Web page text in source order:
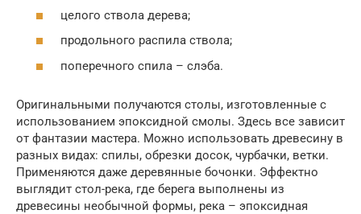
целого ствола дерева;
продольного распила ствола;
поперечного спила – слэба.
Оригинальными получаются столы, изготовленные с
использованием эпоксидной смолы. Здесь все зависит
от фантазии мастера. Можно использовать древесину в
разных видах: спилы, обрезки досок, чурбачки, ветки.
Применяются даже деревянные бочонки. Эффектно
выглядит стол-река, где берега выполнены из
древесины необычной формы, река – эпоксидная